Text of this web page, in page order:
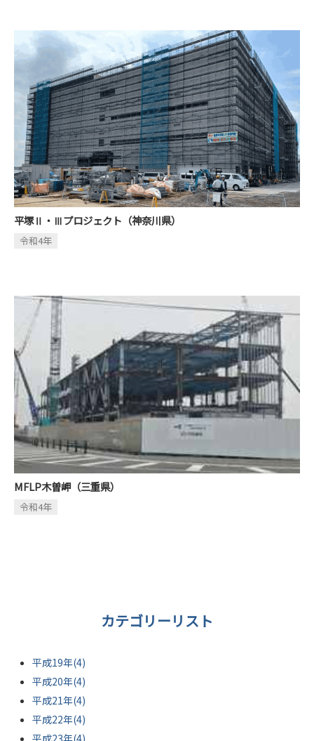
平塚Ⅱ・Ⅲプロジェクト（神奈川県）
令和4年
MFLP木曽岬（三重県）
令和4年
カテゴリーリスト
平成19年(4)
平成20年(4)
平成21年(4)
平成22年(4)
平成23年(4)